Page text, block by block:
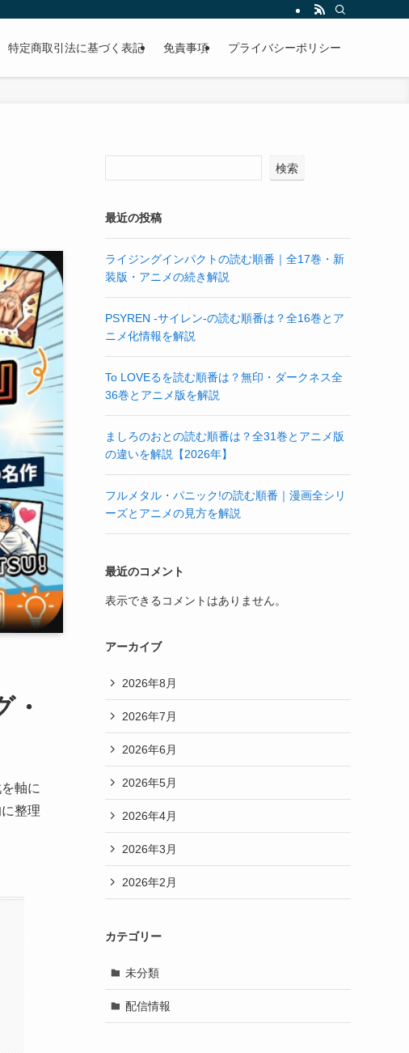
特定商取引法に基づく表記 免責事項 プライバシーポリシー
・
軸に
整理
検索
最近の投稿
ライジングインパクトの読む順番｜全17巻・新
装版・アニメの続き解説
PSYREN -サイレン-の読む順番は？全16巻とア
ニメ化情報を解説
To LOVEるを読む順番は？無印・ダークネス全
36巻とアニメ版を解説
ましろのおとの読む順番は？全31巻とアニメ版
の違いを解説【2026年】
フルメタル・パニック!の読む順番｜漫画全シリ
ーズとアニメの見方を解説
最近のコメント
表示できるコメントはありません。
アーカイブ
2026年8月
2026年7月
2026年6月
2026年5月
2026年4月
2026年3月
2026年2月
カテゴリー
未分類
配信情報